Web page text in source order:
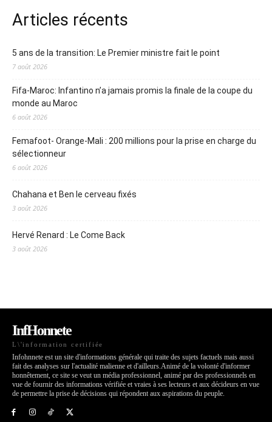
Articles récents
5 ans de la transition: Le Premier ministre fait le point
7 août 2026
Fifa-Maroc: Infantino n’a jamais promis la finale de la coupe du
monde au Maroc
6 août 2026
Femafoot- Orange-Mali : 200 millions pour la prise en charge du
sélectionneur
6 août 2026
Chahana et Ben le cerveau fixés
3 août 2026
Hervé Renard : Le Come Back
3 août 2026
InfHonnete
L\'information certifiée
Infohnnete est un site d'informations générale qui traite des sujets factuels mais aussi
fait des analyses sur l'actualité malienne et d'ailleurs.Animé de la volonté d'informer
honnêtement, ce site se veut un média professionnel, animé par des professionnels en
vue de fournir des informations vérifiée et vraies à ses lecteurs et aux décideurs en vue
de permettre la prise de décisions qui répondent aux aspirations du peuple.